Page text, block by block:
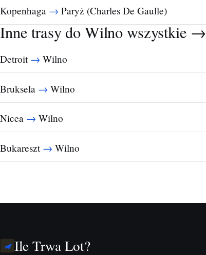
Kopenhaga → Paryż (Charles De Gaulle)
Inne trasy do Wilnowszystkie →
Detroit → Wilno
Bruksela → Wilno
Nicea → Wilno
Bukareszt → Wilno
Ile Trwa Lot?